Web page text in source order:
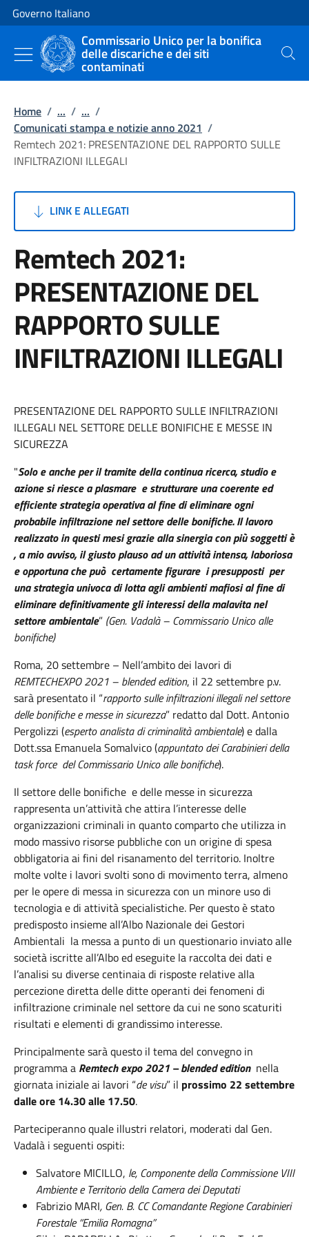
Vai al contenuto
Vai alla navigazione del sito
Governo Italiano
Commissario Unico per la bonifica
delle discariche e dei siti
contaminati Cerca
Home / ... / ... /
Comunicati stampa e notizie anno 2021 /
Remtech 2021: PRESENTAZIONE DEL RAPPORTO SULLE
INFILTRAZIONI ILLEGALI
LINK E ALLEGATI
Remtech 2021:
PRESENTAZIONE DEL
RAPPORTO SULLE
INFILTRAZIONI ILLEGALI
PRESENTAZIONE DEL RAPPORTO SULLE INFILTRAZIONI
ILLEGALI NEL SETTORE DELLE BONIFICHE E MESSE IN
SICUREZZA
"Solo e anche per il tramite della continua ricerca, studio e
azione si riesce a plasmare e strutturare una coerente ed
efficiente strategia operativa al fine di eliminare ogni
probabile infiltrazione nel settore delle bonifiche. Il lavoro
realizzato in questi mesi grazie alla sinergia con più soggetti è
, a mio avviso, il giusto plauso ad un attività intensa, laboriosa
e opportuna che può certamente figurare i presupposti per
una strategia univoca di lotta agli ambienti mafiosi al fine di
eliminare definitivamente gli interessi della malavita nel
settore ambientale” (Gen. Vadalà – Commissario Unico alle
bonifiche)
Roma, 20 settembre – Nell’ambito dei lavori di
REMTECHEXPO 2021 – blended edition, il 22 settembre p.v.
sarà presentato il “rapporto sulle infiltrazioni illegali nel settore
delle bonifiche e messe in sicurezza” redatto dal Dott. Antonio
Pergolizzi (esperto analista di criminalità ambientale) e dalla
Dott.ssa Emanuela Somalvico (appuntato dei Carabinieri della
task force del Commissario Unico alle bonifiche).
Il settore delle bonifiche e delle messe in sicurezza
rappresenta un’attività che attira l’interesse delle
organizzazioni criminali in quanto comparto che utilizza in
modo massivo risorse pubbliche con un origine di spesa
obbligatoria ai fini del risanamento del territorio. Inoltre
molte volte i lavori svolti sono di movimento terra, almeno
per le opere di messa in sicurezza con un minore uso di
tecnologia e di attività specialistiche. Per questo è stato
predisposto insieme all’Albo Nazionale dei Gestori
Ambientali la messa a punto di un questionario inviato alle
società iscritte all’Albo ed eseguite la raccolta dei dati e
l’analisi su diverse centinaia di risposte relative alla
percezione diretta delle ditte operanti dei fenomeni di
infiltrazione criminale nel settore da cui ne sono scaturiti
risultati e elementi di grandissimo interesse.
Principalmente sarà questo il tema del convegno in
programma a Remtech expo 2021 – blended editionnella
giornata iniziale ai lavori “de visu” il prossimo 22 settembre
dalle ore 14.30 alle 17.50.
Parteciperanno quale illustri relatori, moderati dal Gen.
Vadalà i seguenti ospiti:
Salvatore MICILLO, le, Componente della Commissione VIII
Ambiente e Territorio della Camera dei Deputati
Fabrizio MARI, Gen. B. CC Comandante Regione Carabinieri
Forestale “Emilia Romagna”